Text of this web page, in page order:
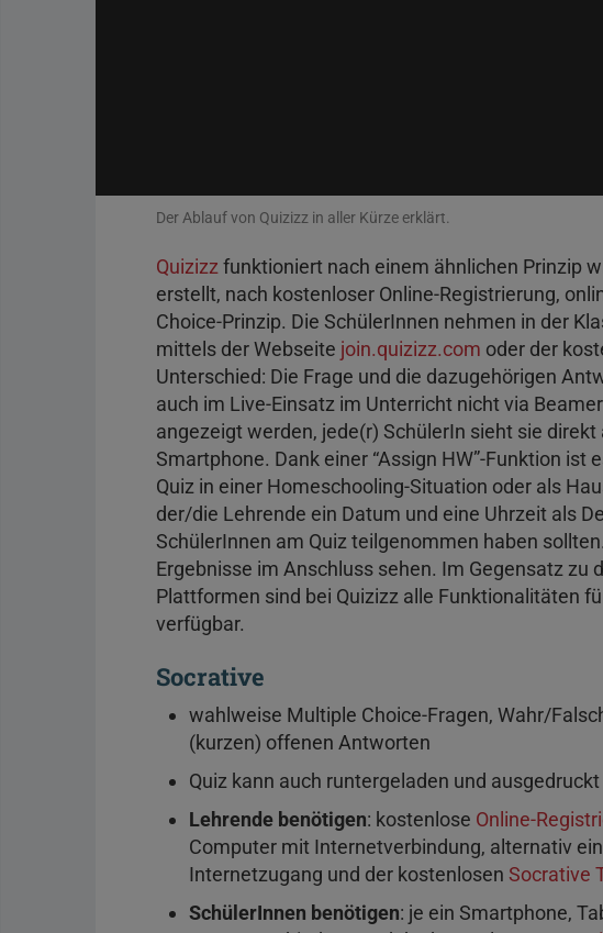
Der Ablauf von Quizizz in aller Kürze erklärt.
Quizizz funktioniert nach einem ähnlichen Prinzip
erstellt, nach kostenloser Online-Registrierung,
Choice-Prinzip. Die SchülerInnen nehmen in der
mittels der Webseite join.quizizz.com oder der
Unterschied: Die Frage und die dazugehörigen
auch im Live-Einsatz im Unterricht nicht via
angezeigt werden, jede(r) SchülerIn sieht sie
Smartphone. Dank einer “Assign HW”-Funktion ist
Quiz in einer Homeschooling-Situation oder als
der/die Lehrende ein Datum und eine Uhrzeit als
SchülerInnen am Quiz teilgenommen haben
Ergebnisse im Anschluss sehen. Im Gegensatz zu
Plattformen sind bei Quizizz alle Funktionalitäten
verfügbar.
Socrative
wahlweise Multiple Choice-Fragen, Wahr/
(kurzen) offenen Antworten
Quiz kann auch runtergeladen und
Lehrende benötigen: kostenlose Online-
Computer mit Internetverbindung, alternativ
Internetzugang und der kostenlosen Socrative
SchülerInnen benötigen: je ein Smartphone,